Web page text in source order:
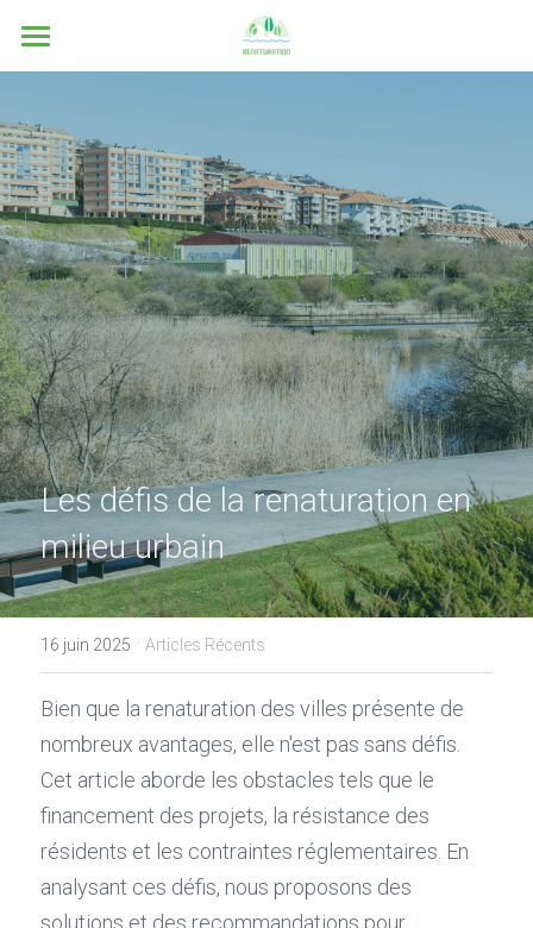
Accueil
Vision
Champs d’action
Réalisations
Membres fondateurs
Contactez-nous
Les défis de la renaturation en
milieu urbain
16 juin 2025 · Articles Récents
Bien que la renaturation des villes présente de
nombreux avantages, elle n'est pas sans défis.
Cet article aborde les obstacles tels que le
financement des projets, la résistance des
résidents et les contraintes réglementaires. En
analysant ces défis, nous proposons des
solutions et des recommandations pour